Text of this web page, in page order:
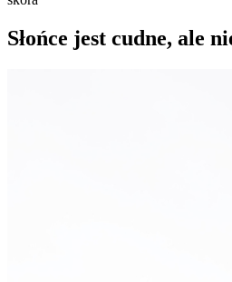
Słońce jest cudne, ale